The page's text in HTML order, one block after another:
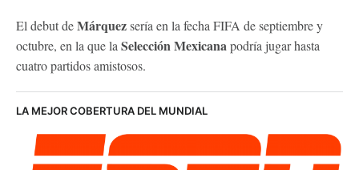
El debut deMárquezsería en la fecha FIFA de septiembre y
octubre, en la que la Selección Mexicanapodría jugar hasta
cuatro partidos amistosos.
LA MEJOR COBERTURA DEL MUNDIAL